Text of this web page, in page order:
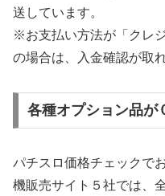
送しています。
※お支払い方法が「クレ
の場合は、入金確認が取
各種オプション品が
パチスロ価格チェックで
機販売サイト５社では、